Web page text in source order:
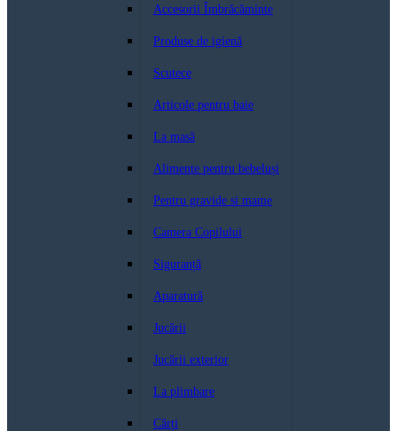
Accesorii Îmbrăcăminte
Produse de igienă
Scutece
Articole pentru baie
La masă
Alimente pentru bebeluși
Pentru gravide si mame
Camera Copilului
Siguranță
Aparatură
Jucării
Jucării exterior
La plimbare
Cărți